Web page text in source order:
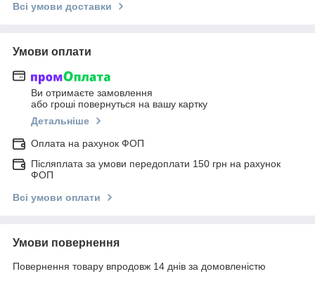
Всі умови доставки
Умови оплати
Ви отримаєте замовлення
або гроші повернуться на вашу картку
Детальніше
Оплата на рахунок ФОП
Післяплата за умови передоплати 150 грн на рахунок
ФОП
Всі умови оплати
Умови повернення
Повернення товару впродовж 14 днів за домовленістю